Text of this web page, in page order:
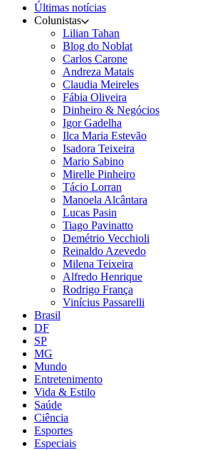
Últimas notícias
Colunistas
Lilian Tahan
Blog do Noblat
Carlos Carone
Andreza Matais
Claudia Meireles
Fábia Oliveira
Dinheiro & Negócios
Igor Gadelha
Ilca Maria Estevão
Isadora Teixeira
Mario Sabino
Mirelle Pinheiro
Tácio Lorran
Manoela Alcântara
Lucas Pasin
Tiago Pavinatto
Demétrio Vecchioli
Reinaldo Azevedo
Milena Teixeira
Alfredo Henrique
Rodrigo França
Vinícius Passarelli
Brasil
DF
SP
MG
Mundo
Entretenimento
Vida & Estilo
Saúde
Ciência
Esportes
Especiais